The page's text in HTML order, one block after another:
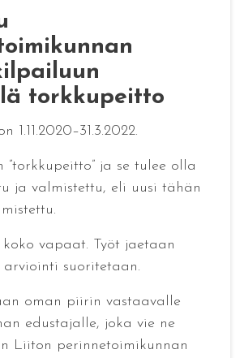
torkkupeitto
1.11.2020–31.3.2022.
”torkkupeitto” ja se tulee olla
ja valmistettu, eli uusi tähän
vapaat. Työt jaetaan
arviointi suoritetaan.
oman piirin vastaavalle
edustajalle, joka vie ne
Liiton perinnetoimikunnan